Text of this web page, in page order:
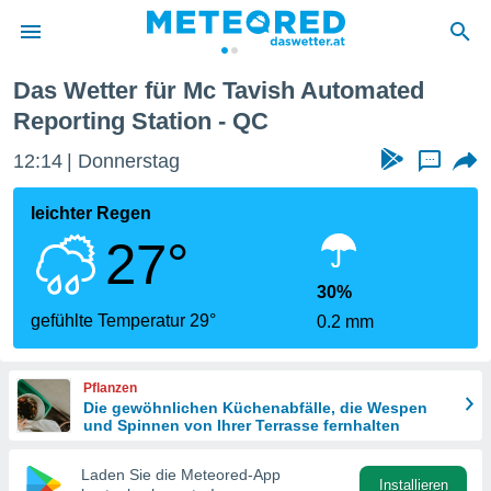
dass
von
sind.
diese
die
Das Wetter für Mc Tavish Automated
Reporting Station - QC
12:14 Donnerstag ...
leichter Regen
27°
gefühlte Temperatur 29°
30%
0.2 mm
Pflanzen
Die gewöhnlichen Küchenabfälle, die Wespen
und Spinnen von Ihrer Terrasse fernhalten
Laden Sie die Meteored-App
Installieren